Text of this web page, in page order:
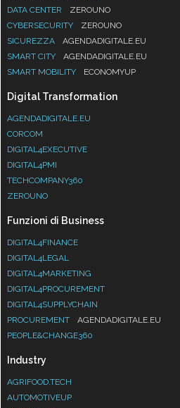
DATA CENTER
ZEROUNO
CYBERSECURITY
ZEROUNO
SICUREZZA
AGENDADIGITALE.EU
SMART CITY
AGENDADIGITALE.EU
SMART MOBILITY
ECONOMYUP
Digital Transformation
AGENDADIGITALE.EU
CORCOM
DIGITAL4EXECUTIVE
DIGITAL4PMI
TECHCOMPANY360
ZEROUNO
Funzioni di Business
DIGITAL4FINANCE
DIGITAL4LEGAL
DIGITAL4MARKETING
DIGITAL4PROCUREMENT
DIGITAL4SUPPLYCHAIN
PROCUREMENT
AGENDADIGITALE.EU
PEOPLE&CHANGE360
Industry
AGRIFOOD.TECH
AUTOMOTIVEUP